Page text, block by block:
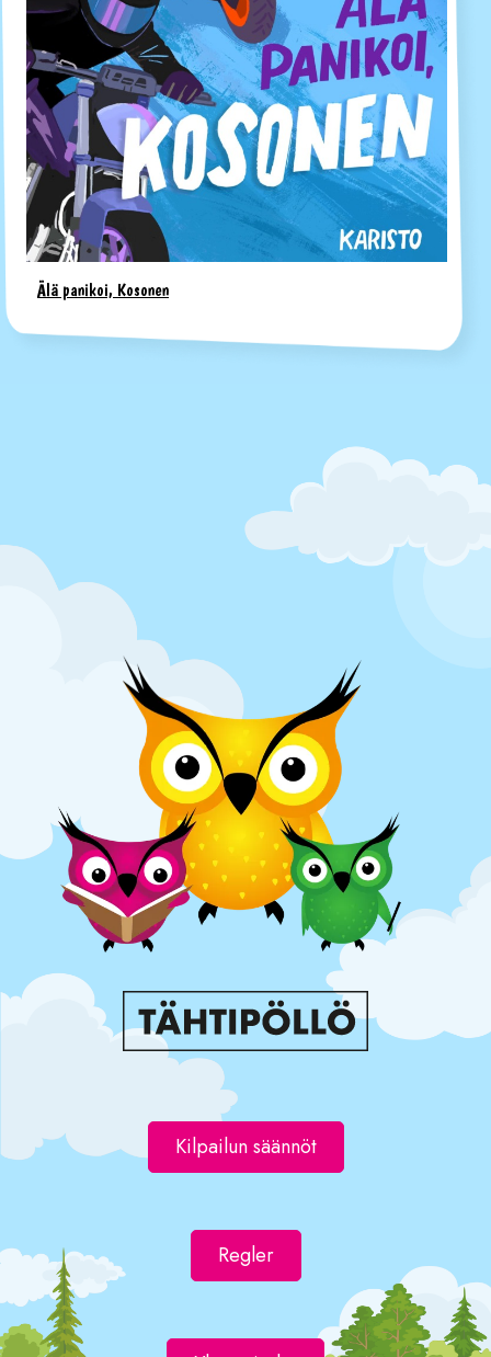
Älä panikoi, Kosonen
Kilpailun säännöt
Regler